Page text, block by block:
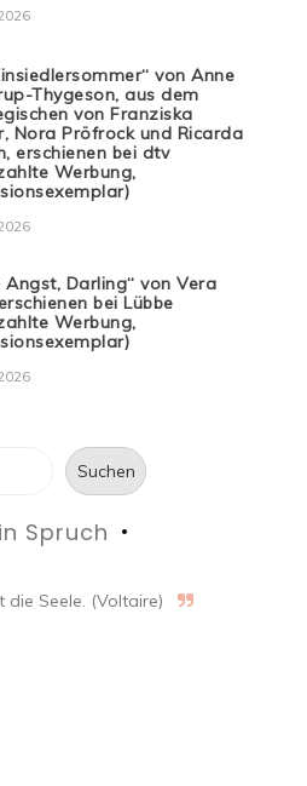
von Anne
Thygeson, aus dem
von Franziska
Nora Pröfrock und Ricarda
erschienen bei dtv
Werbung,
Angst, Darling“ von Vera
bei Lübbe
Werbung,
Suchen
Spruch
die Seele. (Voltaire)